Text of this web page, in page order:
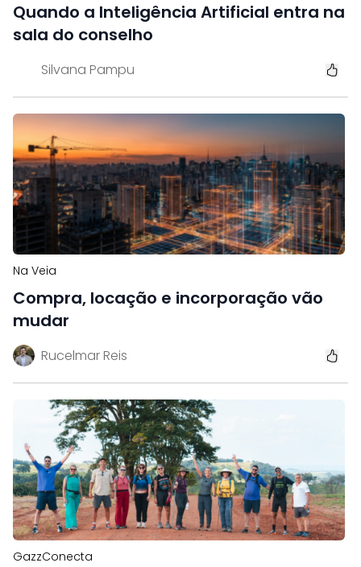
Quando a Inteligência Artificial entra na
sala do conselho
Silvana Pampu
Na Veia
Compra, locação e incorporação vão
mudar
Rucelmar Reis
GazzConecta